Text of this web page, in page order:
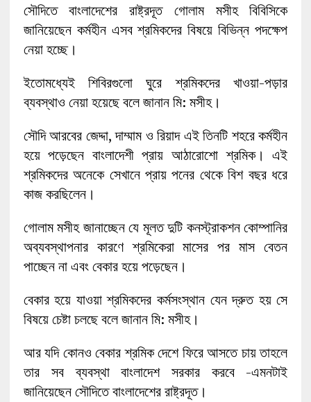
সৌদিতে বাংলাদেশের রাষ্ট্রদূত গোলাম মসীহ বিবিসিকে
জানিয়েছেন কর্মহীন এসব শ্রমিকদের বিষয়ে বিভিন্ন পদক্ষেপ
নেয়া হচ্ছে।
ইতোমধ্যেই শিবিরগুলো ঘুরে শ্রমিকদের খাওয়া-পড়ার
ব্যবস্থাও নেয়া হয়েছে বলে জানান মি: মসীহ।
সৌদি আরবের জেদ্দা, দাম্মাম ও রিয়াদ এই তিনটি শহরে কর্মহীন
হয়ে পড়েছেন বাংলাদেশী প্রায় আঠারোশো শ্রমিক। এই
শ্রমিকদের অনেকে সেখানে প্রায় পনের থেকে বিশ বছর ধরে
কাজ করছিলেন।
গোলাম মসীহ জানাচ্ছেন যে মূলত দুটি কনস্ট্রাকশন কোম্পানির
অব্যবস্থাপনার কারণে শ্রমিকেরা মাসের পর মাস বেতন
পাচ্ছেন না এবং বেকার হয়ে পড়েছেন।
বেকার হয়ে যাওয়া শ্রমিকদের কর্মসংস্থান যেন দ্রুত হয় সে
বিষয়ে চেষ্টা চলছে বলে জানান মি: মসীহ।
আর যদি কোনও বেকার শ্রমিক দেশে ফিরে আসতে চায় তাহলে
তার সব ব্যবস্থা বাংলাদেশ সরকার করবে -এমনটাই
জানিয়েছেন সৌদিতে বাংলাদেশের রাষ্ট্রদূত।